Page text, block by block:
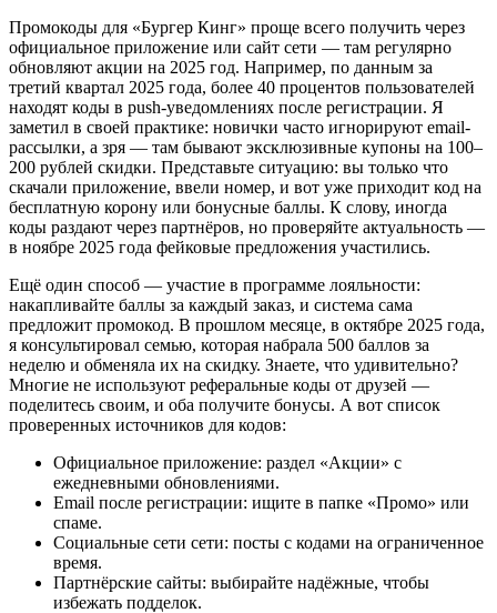
Промокоды для «Бургер Кинг» проще всего получить через
официальное приложение или сайт сети — там регулярно
обновляют акции на 2025 год. Например, по данным за
третий квартал 2025 года, более 40 процентов пользователей
находят коды в push-уведомлениях после регистрации. Я
заметил в своей практике: новички часто игнорируют email-
рассылки, а зря — там бывают эксклюзивные купоны на 100–
200 рублей скидки. Представьте ситуацию: вы только что
скачали приложение, ввели номер, и вот уже приходит код на
бесплатную корону или бонусные баллы. К слову, иногда
коды раздают через партнёров, но проверяйте актуальность —
в ноябре 2025 года фейковые предложения участились.
Ещё один способ — участие в программе лояльности:
накапливайте баллы за каждый заказ, и система сама
предложит промокод. В прошлом месяце, в октябре 2025 года,
я консультировал семью, которая набрала 500 баллов за
неделю и обменяла их на скидку. Знаете, что удивительно?
Многие не используют реферальные коды от друзей —
поделитесь своим, и оба получите бонусы. А вот список
проверенных источников для кодов:
Официальное приложение: раздел «Акции» с
ежедневными обновлениями.
Email после регистрации: ищите в папке «Промо» или
спаме.
Социальные сети сети: посты с кодами на ограниченное
время.
Партнёрские сайты: выбирайте надёжные, чтобы
избежать подделок.